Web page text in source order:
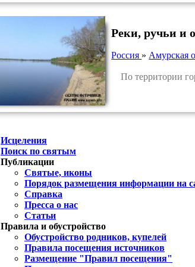
Реки, ручьи и
Россия » Амурская
По территории
Исцеления
Поиск по святым
Публикации
Святые, иконы
Порядок размещения информации на
Справка
Пресса о нас
Статьи
Правила и обустройство
Обустройство родников, купелей
Правила посещения источников
Размещение "Правил посещения"